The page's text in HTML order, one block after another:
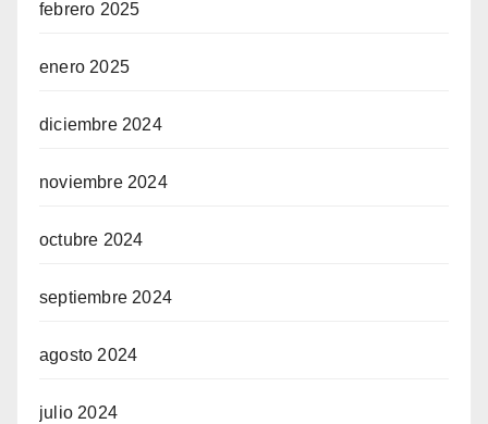
febrero 2025
enero 2025
diciembre 2024
noviembre 2024
octubre 2024
septiembre 2024
agosto 2024
julio 2024